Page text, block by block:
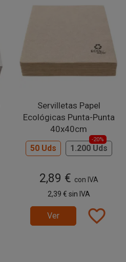
Servilletas Papel
Ecológicas Punta-Punta
40x40cm
50 Uds 1.200 Uds
-20%
2,89 € con IVA
2,39 € sin IVA
Ver favorite_border